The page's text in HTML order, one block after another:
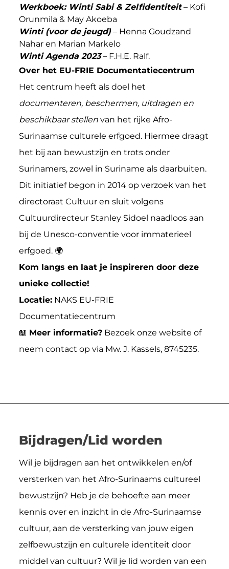
Werkboek: Winti Sabi & Zelfidentiteit– Kofi
Orunmila & May Akoeba
Winti (voor de jeugd)– Henna Goudzand
Nahar en Marian Markelo
Winti Agenda 2023– F.H.E. Ralf.
Over het EU-FRIE Documentatiecentrum
Het centrum heeft als doel het
documenteren, beschermen, uitdragen en
beschikbaar stellen van het rijke Afro-
Surinaamse culturele erfgoed. Hiermee draagt
het bij aan bewustzijn en trots onder
Surinamers, zowel in Suriname als daarbuiten.
Dit initiatief begon in 2014 op verzoek van het
directoraat Cultuur en sluit volgens
Cultuurdirecteur Stanley Sidoel naadloos aan
bij de Unesco-conventie voor immaterieel
erfgoed. 🌍
Kom langs en laat je inspireren door deze
unieke collectie!
Locatie: NAKS EU-FRIE
Documentatiecentrum
📖 Meer informatie? Bezoek onze website of
neem contact op via Mw. J. Kassels, 8745235.
Bijdragen/Lid worden
Wil je bijdragen aan het ontwikkelen en/of
versterken van het Afro-Surinaams cultureel
bewustzijn? Heb je de behoefte aan meer
kennis over en inzicht in de Afro-Surinaamse
cultuur, aan de versterking van jouw eigen
zelfbewustzijn en culturele identiteit door
middel van cultuur? Wil je lid worden van een